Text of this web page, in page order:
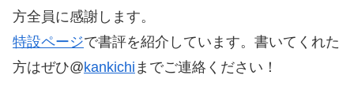
方全員に感謝します。
特設ページで書評を紹介しています。書いてくれた
方はぜひ@kankichi までご連絡ください！